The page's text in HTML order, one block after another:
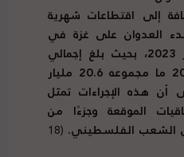
إلى اقتطاعات شهرية
منذ بدء العدوان على غزة في
تشرين الأول/ أكتوبر 2023، بحيث بلغ إجمالي
الاقتطاعات منذ 2012 ما مجموعه 20.6 مليار
هذه الإجراءات تمثل
الموقعة وجزءًا من
الشعب الفلسطيني. (18